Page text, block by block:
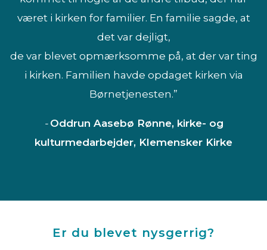
været i kirken for familier. En familie sagde, at
det var dejligt,
de var blevet opmærksomme på, at der var ting
i kirken. Familien havde opdaget kirken via
Børnetjenesten.”
- Oddrun Aasebø Rønne, kirke- og
kulturmedarbejder, Klemensker Kirke
Er du blevet nysgerrig?